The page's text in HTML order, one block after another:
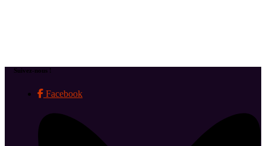
Suivez-nous !
Facebook